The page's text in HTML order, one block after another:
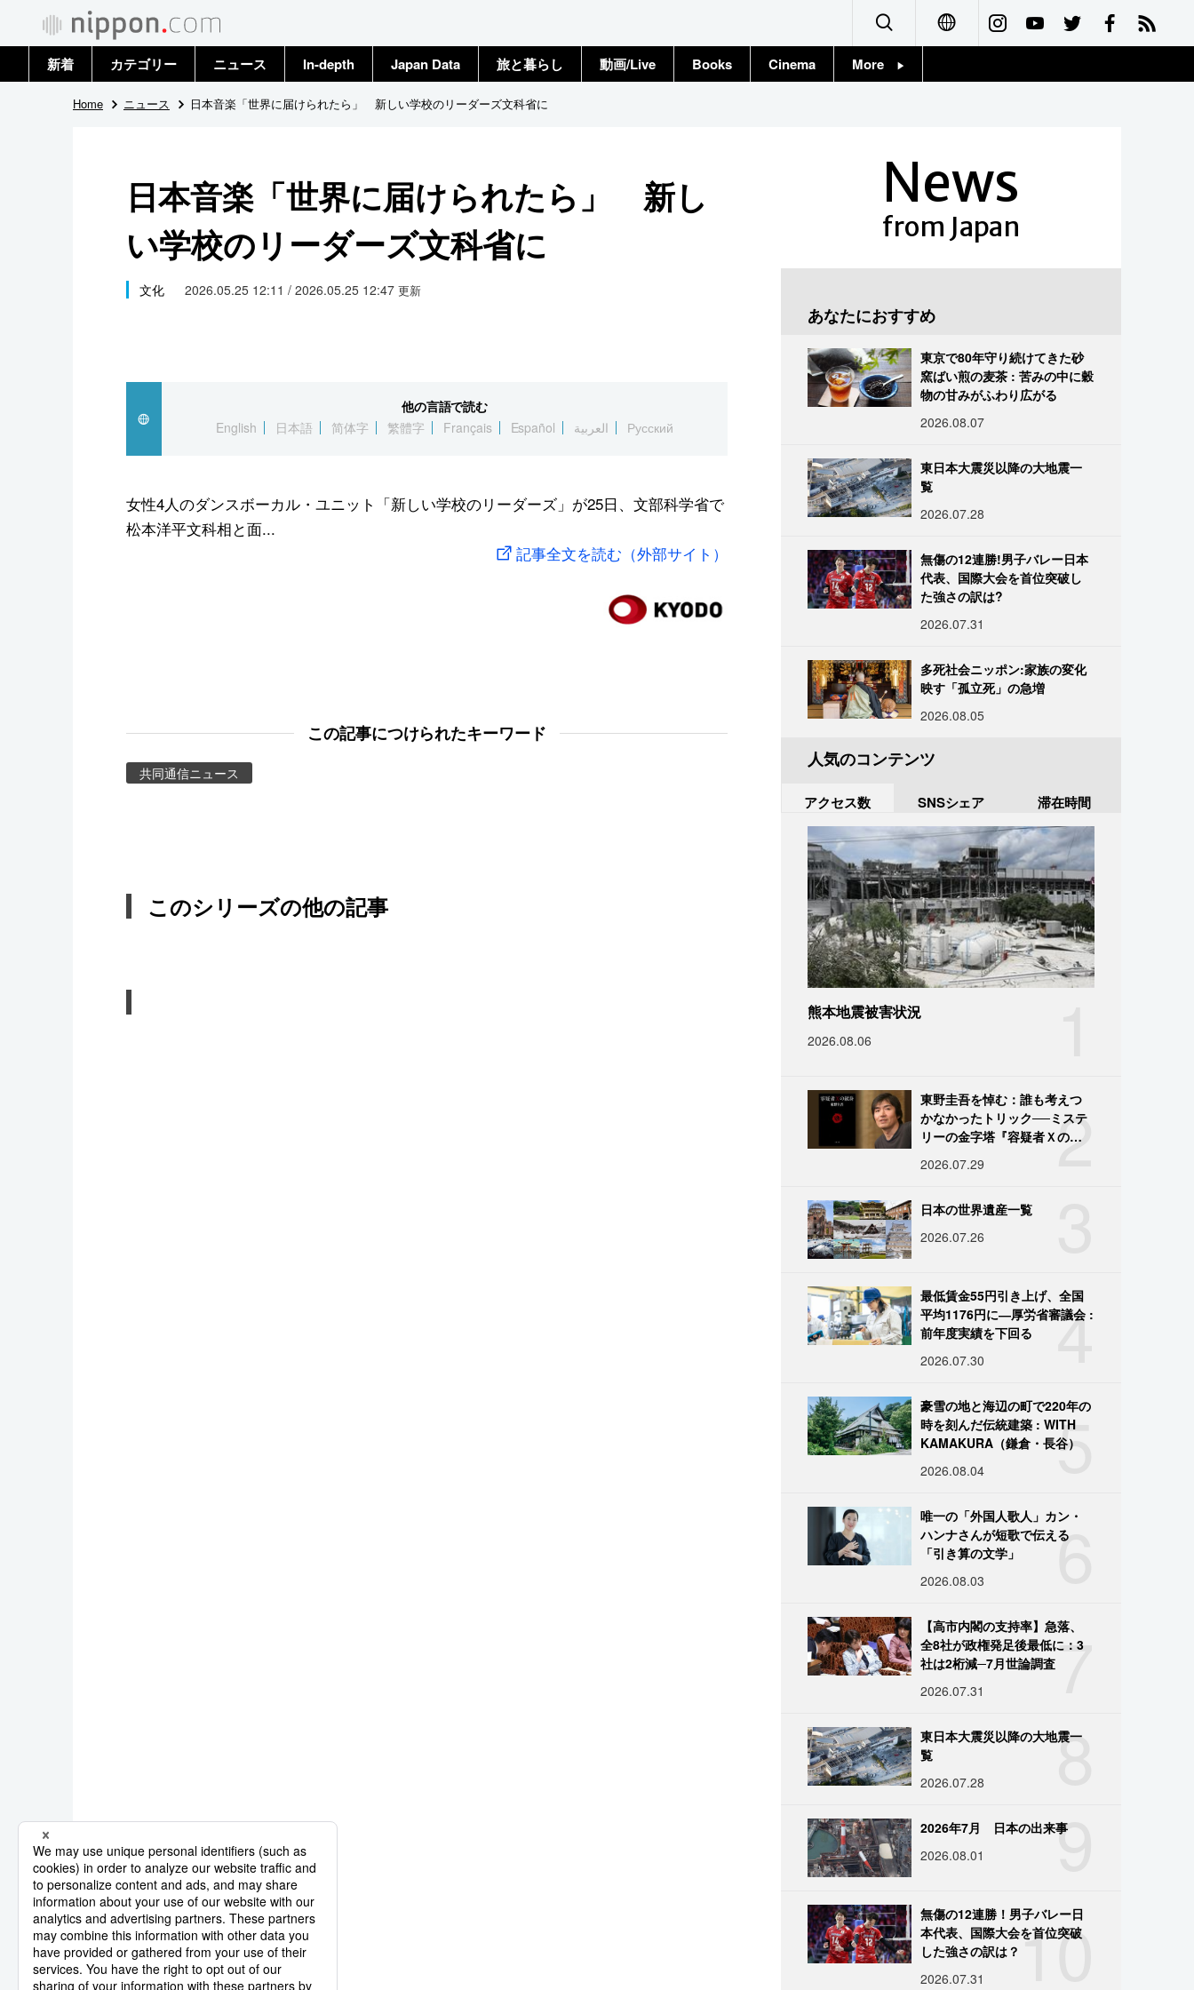
Français
新着 カテゴリー
政治・外交
国際
社会
文化
スポーツ・東京2020
ニュース
トップ
In-depth Japan Data 旅と暮らし 動画/Live Books Cinema More
Home ニュース 日本音楽「世界に届けられたら」 新しい学校のリーダーズ文科省に
日本音楽「世界に届けられたら」 新し
い学校のリーダーズ文科省に
文化 2026.05.25 12:11 / 2026.05.25 12:47 更新
他の言語で読む
English
日本語 简体字 繁體字 Français Español العربية Русский
女性4人のダンスボーカル・ユニット「新しい学校のリーダーズ」が25日、文部科学省で
松本洋平文科相と面...
記事全文を読む（外部サイト）
この記事につけられたキーワード
共同通信ニュース
このシリーズの他の記事
News
from Japan
あなたにおすすめ
東京で80年守り続けてきた砂
窯ばい煎の麦茶 : 苦みの中に穀
物の甘みがふわり広がる
2026.08.07
東日本大震災以降の大地震一
覧
2026.07.28
無傷の12連勝!男子バレー日本
代表、国際大会を首位突破し
た強さの訳は?
2026.07.31
多死社会ニッポン:家族の変化
映す「孤立死」の急増
2026.08.05
人気のコンテンツ
アクセス数 SNSシェア 滞在時間
熊本地震被害状況
2026.08.06
2
東野圭吾を悼む：誰も考えつ
かなかったトリック──ミステ
リーの金字塔『容疑者Ｘの献
2026.07.29
日本の世界遺産一覧
2026.07.26
4
最低賃金55円引き上げ、全国
平均1176円に―厚労省審議会 :
前年度実績を下回る
2026.07.30
5
豪雪の地と海辺の町で220年の
時を刻んだ伝統建築 : WITH
KAMAKURA（鎌倉・長谷）
2026.08.04
6
唯一の「外国人歌人」カン・
ハンナさんが短歌で伝える
「引き算の文学」
2026.08.03
7
【高市内閣の支持率】急落、
全8社が政権発足後最低に：3
社は2桁減─7月世論調査
2026.07.31
8
東日本大震災以降の大地震一
覧
2026.07.28
9
2026年7月 日本の出来事
2026.08.01
10
無傷の12連勝！男子バレー日
本代表、国際大会を首位突破
した強さの訳は？
2026.07.31